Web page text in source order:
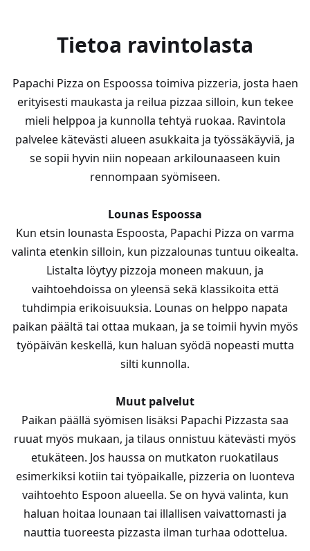
Tietoa ravintolasta
Papachi Pizza on Espoossa toimiva pizzeria, josta haen
erityisesti maukasta ja reilua pizzaa silloin, kun tekee
mieli helppoa ja kunnolla tehtyä ruokaa. Ravintola
palvelee kätevästi alueen asukkaita ja työssäkäyviä, ja
se sopii hyvin niin nopeaan arkilounaaseen kuin
rennompaan syömiseen.
Lounas Espoossa
Kun etsin lounasta Espoosta, Papachi Pizza on varma
valinta etenkin silloin, kun pizzalounas tuntuu oikealta.
Listalta löytyy pizzoja moneen makuun, ja
vaihtoehdoissa on yleensä sekä klassikoita että
tuhdimpia erikoisuuksia. Lounas on helppo napata
paikan päältä tai ottaa mukaan, ja se toimii hyvin myös
työpäivän keskellä, kun haluan syödä nopeasti mutta
silti kunnolla.
Muut palvelut
Paikan päällä syömisen lisäksi Papachi Pizzasta saa
ruuat myös mukaan, ja tilaus onnistuu kätevästi myös
etukäteen. Jos haussa on mutkaton ruokatilaus
esimerkiksi kotiin tai työpaikalle, pizzeria on luonteva
vaihtoehto Espoon alueella. Se on hyvä valinta, kun
haluan hoitaa lounaan tai illallisen vaivattomasti ja
nauttia tuoreesta pizzasta ilman turhaa odottelua.